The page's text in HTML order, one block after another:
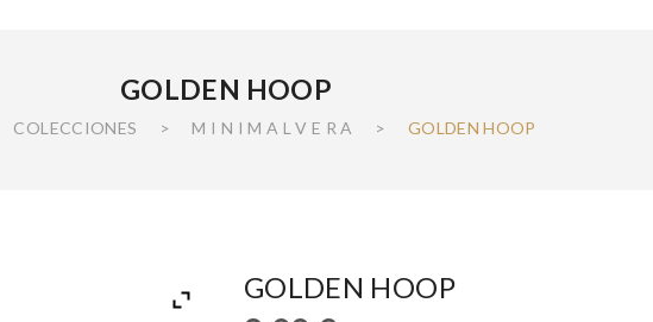
GOLDEN HOOP
COLECCIONES > M I N I M A L V E R A > GOLDEN HOOP
GOLDEN HOOP